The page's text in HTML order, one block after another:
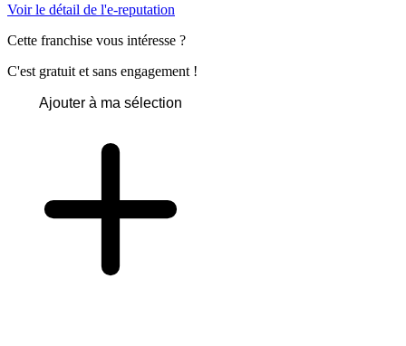
Voir le détail de l'e-reputation
Cette franchise vous intéresse ?
C'est gratuit et sans engagement !
Ajouter à ma sélection